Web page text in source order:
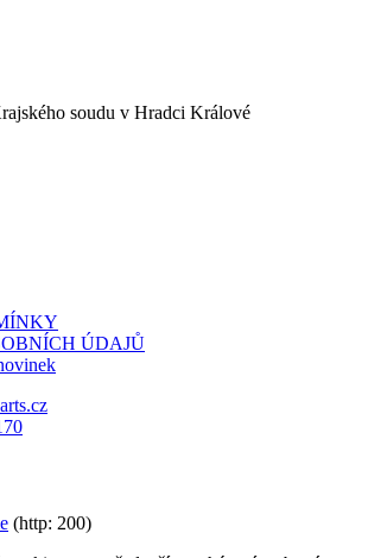
soudu v Hradci Králové
ÚDAJŮ
(http: 200)